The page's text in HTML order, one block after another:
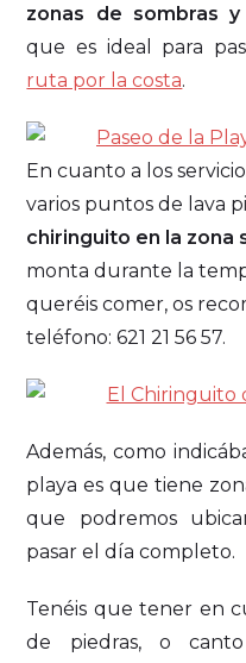
zonas de sombras y
que es ideal para
ruta por la costa.
En cuanto a los
varios puntos de lava
chiringuito en la zona
monta durante la
queréis comer, os
teléfono: 621 21 56 57.
Además, como
playa es que tiene
que podremos
pasar el día completo.
Tenéis que tener en
de piedras, o